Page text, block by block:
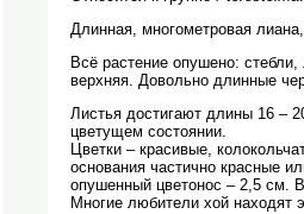
Длинная, многометровая
Всё растение опушено:
верхняя. Довольно длинные
Листья достигают длины 16 –
цветущем состоянии.
Цветки – красивые,
основания частично красные
опушенный цветонос – 2,5 см.
Многие любители хой находят